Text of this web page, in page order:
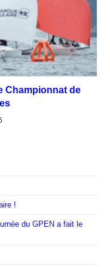
Championnat de
!
du GPEN a fait le